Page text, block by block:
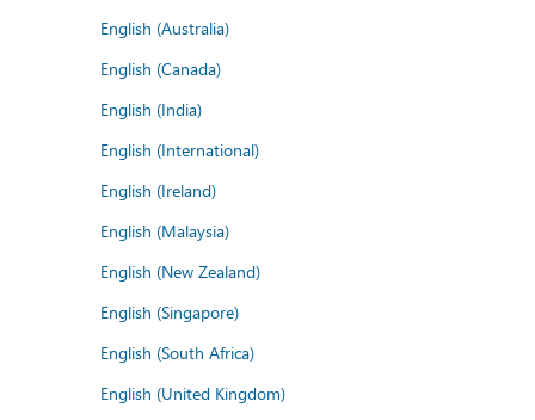
English (Australia)
English (Canada)
English (India)
English (International)
English (Ireland)
English (Malaysia)
English (New Zealand)
English (Singapore)
English (South Africa)
English (United Kingdom)